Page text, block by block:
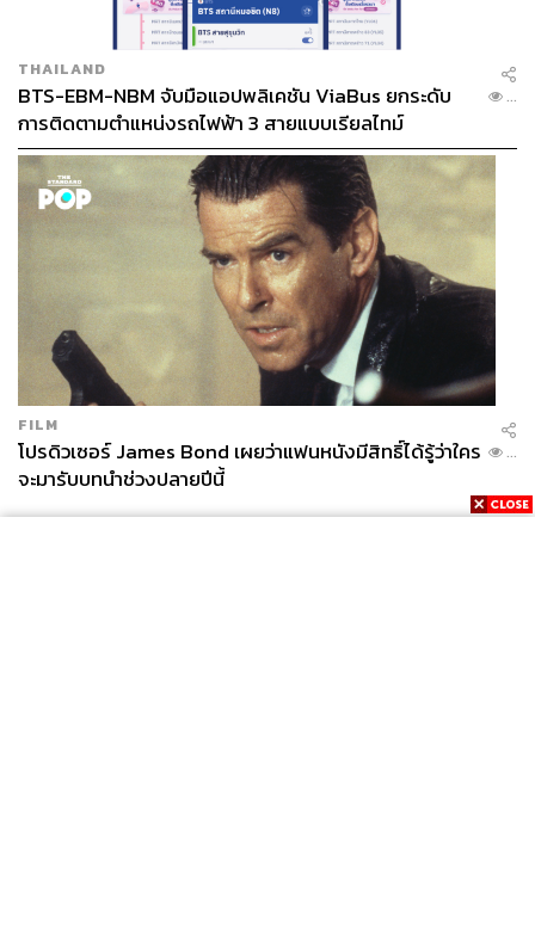
THAILAND
BTS-EBM-NBM จับมือแอปพลิเคชัน ViaBus ยกระดับ
การติดตามตำแหน่งรถไฟฟ้า 3 สายแบบเรียลไทม์
...
FILM
โปรดิวเซอร์ James Bond เผยว่าแฟนหนังมีสิทธิ์ได้รู้ว่าใคร
จะมารับบทนำช่วงปลายปีนี้
...